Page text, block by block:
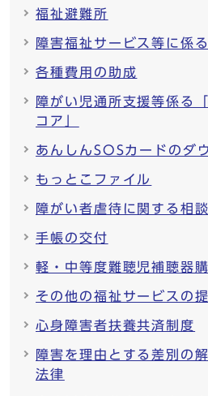
福祉避難所
障害福祉サービス等に係
各種費用の助成
障がい児通所支援等係る
コア」
あんしんSOSカードのダ
もっとこファイル
障がい者虐待に関する相
手帳の交付
軽・中等度難聴児補聴器
その他の福祉サービスの
心身障害者扶養共済制度
障害を理由とする差別の
法律